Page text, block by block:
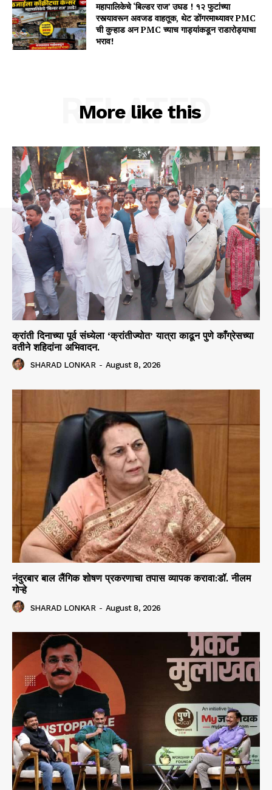
महापालिकेचे ‘बिल्डर राज’ उघड ! १२ फुटांच्या
रस्त्यावरून अवजड वाहतूक, थेट डोंगरमाथ्यावर PMC
ची कुऱ्हाड अन PMC च्याच गाड्यांकडून राडारोड्याचा
भराव!
More like this
RELATED
क्रांती दिनाच्या पूर्व संध्येला ‘क्रांतीज्योत’ यात्रा काढून पुणे काँग्रेसच्या
वतीने शहिदांना अभिवादन.
SHARAD LONKAR - August 8, 2026
नंदुरबार बाल लैंगिक शोषण प्रकरणाचा तपास व्यापक करावा:डॉ. नीलम
गोऱ्हे
SHARAD LONKAR - August 8, 2026